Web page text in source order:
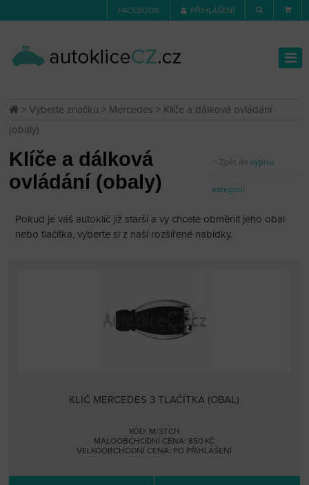
FACEBOOK PŘIHLÁŠENÍ
>Vyberte značku > Mercedes > Klíče a dálková ovládání
(obaly)
Zpět dovýpisu
kategorií
Klíče a dálková
ovládání (obaly)
Pokud je váš autoklíč již starší a vy chcete obměnit jeho obal
nebo tlačítka, vyberte si z naší rozšířené nabídky.
KLÍČ MERCEDES 3 TLAČÍTKA (OBAL)
KÓD: M/3TCH
MALOOBCHODNÍ CENA: 850 KČ
VELKOOBCHODNÍ CENA: PO PŘIHLÁŠENÍ